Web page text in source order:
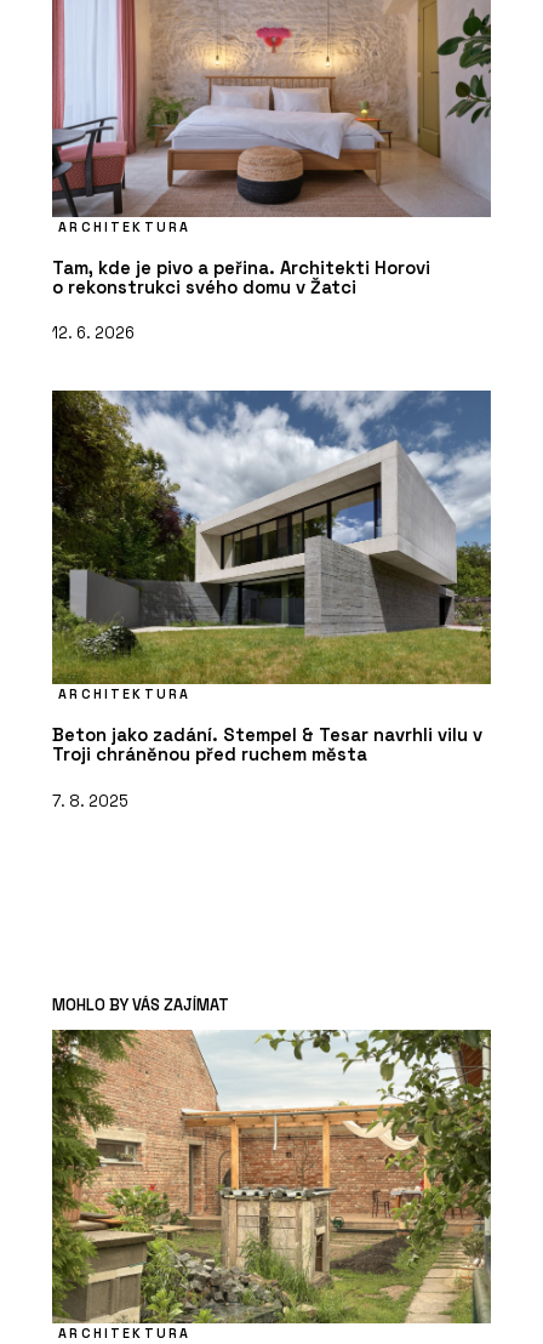
ARCHITEKTURA
Tam, kde je pivo a peřina. Architekti Horovi
o rekonstrukci svého domu v Žatci
12. 6. 2026
ARCHITEKTURA
Beton jako zadání. Stempel & Tesar navrhli vilu v
Troji chráněnou před ruchem města
7. 8. 2025
MOHLO BY VÁS ZAJÍMAT
ARCHITEKTURA